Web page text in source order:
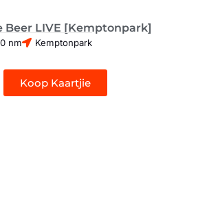
Beer LIVE [Kemptonpark]
nm Kemptonpark
Koop Kaartjie